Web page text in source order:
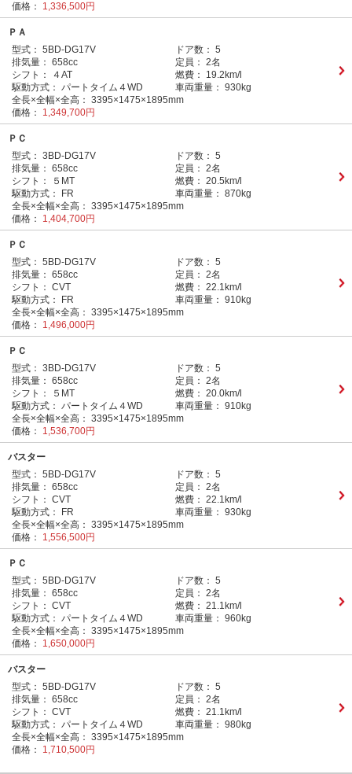
価格：
1,336,500円
ＰＡ
型式： 5BD-DG17V ドア数： 5
排気量： 658cc 定員： 2名
シフト：
４AT 燃費：
19.2km/l
駆動方式： パートタイム４WD 車両重量： 930kg
全長×全幅×全高： 3395×1475×1895mm
価格：
1,349,700円
ＰＣ
型式： 3BD-DG17V ドア数： 5
排気量： 658cc 定員： 2名
シフト：
５MT 燃費： 20.5km/l
駆動方式：
FR 車両重量： 870kg
全長×全幅×全高： 3395×1475×1895mm
価格：
1,404,700円
ＰＣ
型式： 5BD-DG17V ドア数： 5
排気量： 658cc 定員： 2名
シフト： CVT 燃費： 22.1km/l
駆動方式：
FR 車両重量： 910kg
全長×全幅×全高： 3395×1475×1895mm
価格：
1,496,000円
ＰＣ
型式： 3BD-DG17V ドア数： 5
排気量： 658cc 定員： 2名
シフト：
５MT 燃費： 20.0km/l
駆動方式： パートタイム４WD 車両重量： 910kg
全長×全幅×全高： 3395×1475×1895mm
価格：
1,536,700円
バスター
型式： 5BD-DG17V ドア数： 5
排気量： 658cc 定員： 2名
シフト： CVT 燃費： 22.1km/l
駆動方式：
FR 車両重量： 930kg
全長×全幅×全高： 3395×1475×1895mm
価格：
1,556,500円
ＰＣ
型式： 5BD-DG17V ドア数： 5
排気量： 658cc 定員： 2名
シフト： CVT 燃費： 21.1km/l
駆動方式： パートタイム４WD 車両重量： 960kg
全長×全幅×全高： 3395×1475×1895mm
価格：
1,650,000円
バスター
型式： 5BD-DG17V ドア数： 5
排気量： 658cc 定員： 2名
シフト： CVT 燃費： 21.1km/l
駆動方式： パートタイム４WD 車両重量： 980kg
全長×全幅×全高： 3395×1475×1895mm
価格：
1,710,500円